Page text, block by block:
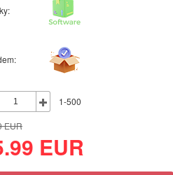
1-500
EUR
EUR